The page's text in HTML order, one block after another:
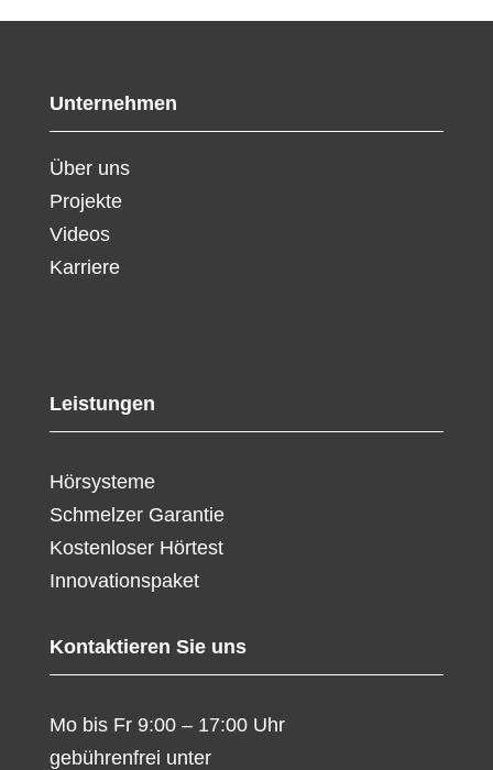
Unternehmen
Über uns
Projekte
Videos
Karriere
Leistungen
Hörsysteme
Schmelzer Garantie
Kostenloser Hörtest
Innovationspaket
Kontaktieren Sie uns
Mo bis Fr 9:00 – 17:00 Uhr
gebührenfrei unter